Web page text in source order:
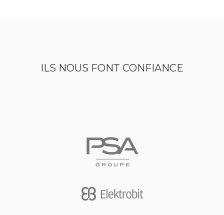
ILS NOUS FONT CONFIANCE